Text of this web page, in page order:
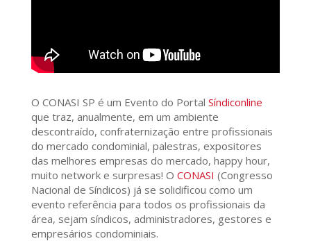
O CONASI SP é um Evento do Portal Síndiconline
que traz, anualmente, em um ambiente
descontraído, confraternização entre profissionais
do mercado condominial, palestras, expositores
das melhores empresas do mercado, happy hour,
muito network e surpresas! O CONASI (Congresso
Nacional de Síndicos) já se solidificou como um
evento referência para todos os profissionais da
área, sejam síndicos, administradores, gestores e
empresários condominiais.